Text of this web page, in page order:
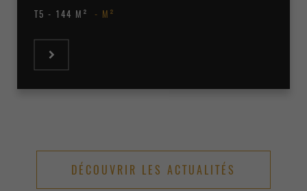
T5 - 144 M² M²
DÉCOUVRIR LES ACTUALITÉS